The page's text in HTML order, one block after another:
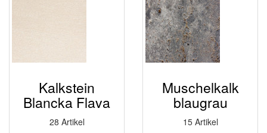
Kalkstein
Blancka Flava
28 Artikel
Muschelkalk
blaugrau
15 Artikel